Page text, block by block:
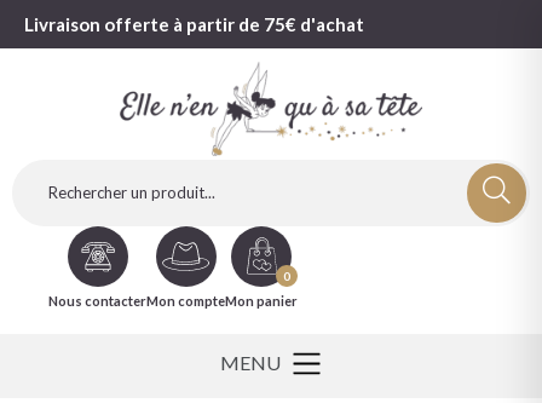
Livraison offerte à partir de 75€ d'achat
Nous contacterMon compte
0
Mon panier